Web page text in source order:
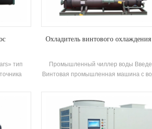
тип
и
через
Охладитель винтового
Промышленный чиллер воды
Винтовая промышленная машина с
продуктов для промышленного
Есть 52 стандартных спецификаций
Бренд: HStars Охлаждающая
Диапазон: 120,3 кВт ~ 9699.8kw